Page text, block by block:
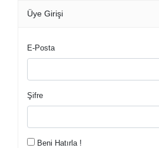
Üye Girişi
E-Posta
Şifre
Beni Hatırla !